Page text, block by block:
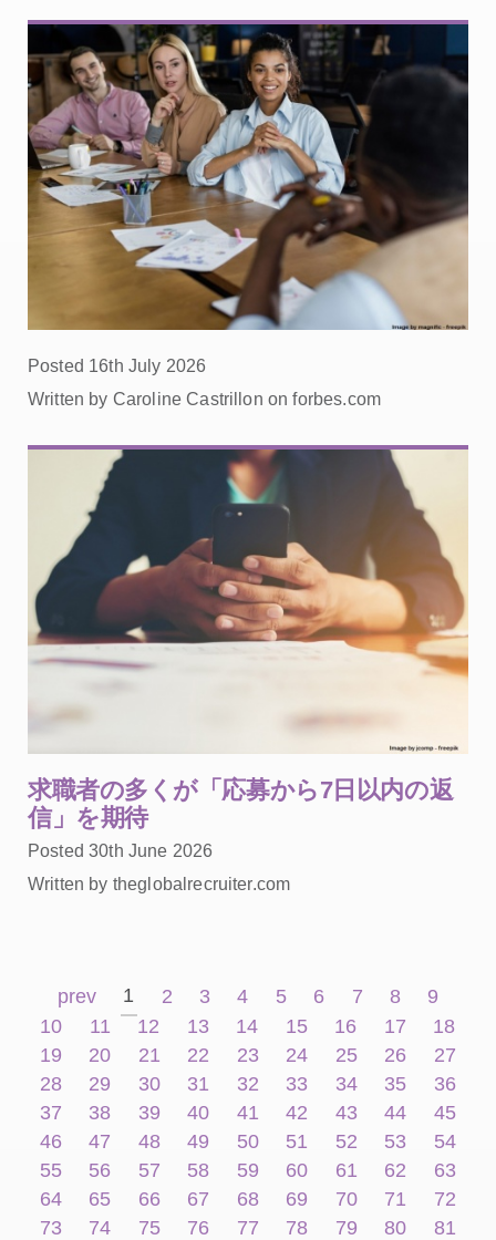
Posted 16th July 2026
Written by Caroline Castrillon on forbes.com
求職者の多くが「応募から7日以内の返
信」を期待
Posted 30th June 2026
Written by theglobalrecruiter.com
prev 1 2 3 4 5 6 7 8
9
10
11 12 13 14 15 16 17
18
19
20 21 22 23 24 25 26
27
28
29 30 31 32 33 34 35
36
37
38 39 40 41 42 43 44
45
46
47 48 49 50 51 52 53
54
55
56 57 58 59 60 61 62
63
64
65 66 67 68 69 70 71
72
73
74 75 76 77 78 79 80
81